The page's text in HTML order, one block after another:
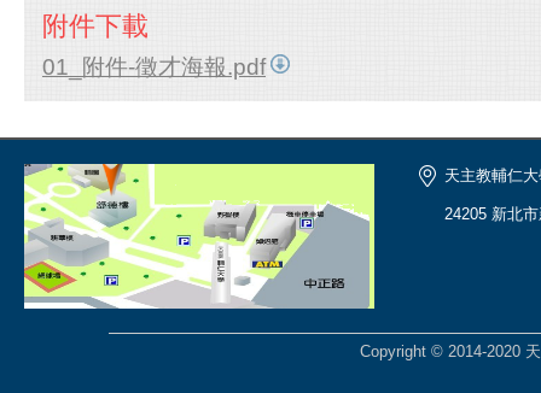
附件下載
01_附件-徵才海報.pdf
天主教輔仁
24205 新北
Copyright © 2014-2020